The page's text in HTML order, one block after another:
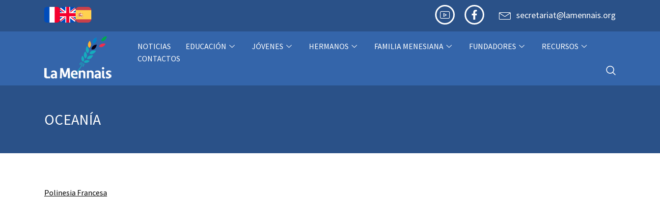
secretariat@lamennais.org
NOTICIAS EDUCACIÓN JÓVENES HERMANOS FAMILIA MENESIANA FUNDADORES
RECURSOS
CONTACTOS
OCEANÍA
Polinesia Francesa